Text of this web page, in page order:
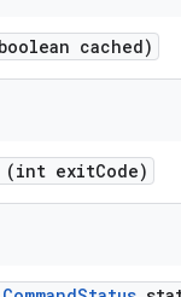
cached)
(int exitCode)